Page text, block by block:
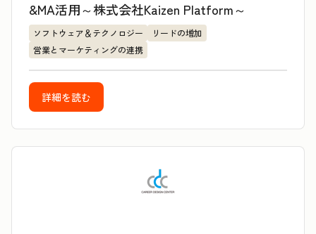
&MA活用～株式会社Kaizen Platform～
ソフトウェア＆テクノロジー
リードの増加
営業とマーケティングの連携
詳細を読む